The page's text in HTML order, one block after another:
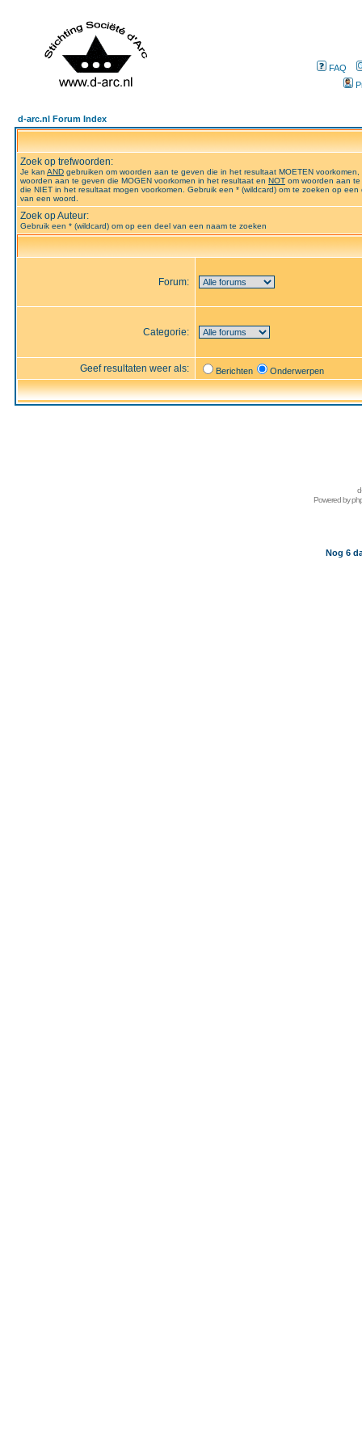
FAQ
d-arc.nl Forum Index
Zoek op trefwoorden:
Je kan AND gebruiken om woorden aan te geven die in het resultaat MOETEN voorkomen,
woorden aan te geven die MOGEN voorkomen in het resultaat en NOT om woorden aan
die NIET in het resultaat mogen voorkomen. Gebruik een * (wildcard) om te zoeken op een
van een woord.
Zoek op Auteur:
Gebruik een * (wildcard) om op een deel van een naam te zoeken
Forum:
Categorie:
Geef resultaten weer als: Berichten Onderwerpen
Powered by
Nog 6